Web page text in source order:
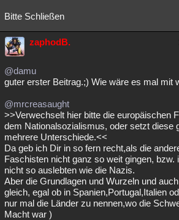
Bitte Schließen
zaphodB.
@damu
guter erster Beitrag.;) Wie wäre es mal mit
@mrcreasaught
>>Verwechselt hier bitte die europäischen
dem Nationalsozialismus, oder setzt diese
mehrere Unterschiede.<<
Da geb ich Dir in so fern recht,als die
Faschisten nicht ganz so weit gingen, bzw.
nicht so auslebten wie die Nazis.
Aber die Grundlagen und Wurzeln und
gleich, egal ob in Spanien,Portugal,Italien
nur mal die Länder zu nennen,wo die
Macht war )